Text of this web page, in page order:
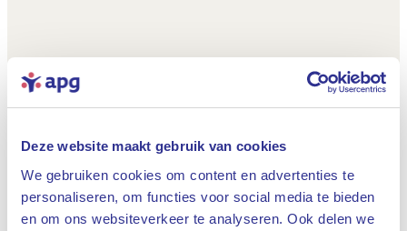
Deze website maakt gebruik van cookies
We gebruiken cookies om content en advertenties te
personaliseren, om functies voor social media te bieden
en om ons websiteverkeer te analyseren. Ook delen we